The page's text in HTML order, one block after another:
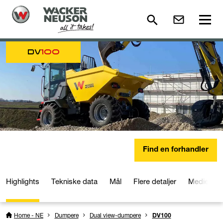
DV100
Find en forhandler
Highlights Tekniske data Mål Flere detaljer Medier
Home - NE Dumpere Dual view-dumpere DV100